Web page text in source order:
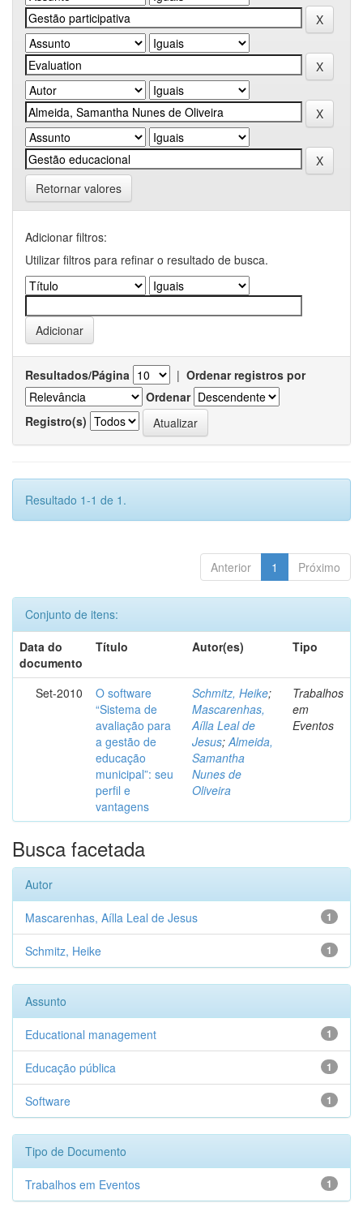
Retornar valores
Adicionar filtros:
Utilizar filtros para refinar o resultado de busca.
Resultados/Página | Ordenar registros por
Ordenar
Registro(s)
Resultado 1-1 de 1.
Anterior 1 Próximo
Conjunto de itens:
Data do
documento
Título Autor(es) Tipo
Set-2010
O software
“Sistema de
avaliação para
a gestão de
educação
municipal”: seu
perfil e
vantagens
Schmitz, Heike;
Mascarenhas,
Aílla Leal de
Jesus;Almeida,
Samantha
Nunes de
Oliveira
Trabalhos
em
Eventos
Busca facetada
Autor
1
Mascarenhas, Aílla Leal de Jesus
1
Schmitz, Heike
Assunto
1
Educational management
1
Educação pública
1
Software
Tipo de Documento
1
Trabalhos em Eventos